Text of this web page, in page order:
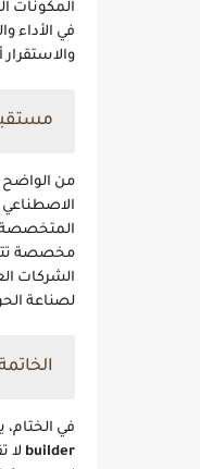
المكونات
في الأداء
والاستقرار
من
الاصطناعي
المتخصصة
مخصصة
الشركات
لصناعة
في
builder لا